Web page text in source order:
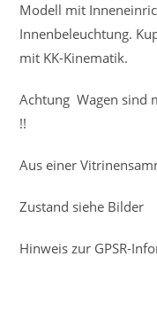
Modell mit
Innenbeleuchtung.
mit KK-Kinematik.
Achtung Wagen sind
!!
Aus einer
Zustand siehe Bilder
Hinweis zur GPSR-